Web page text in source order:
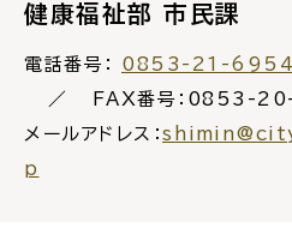
健康福祉部 市民課
電話番号： 0853-21-6954
FAX番号：0853-
メールアドレス：
p